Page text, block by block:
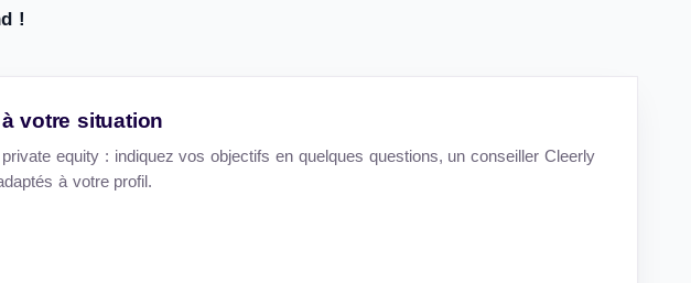
!
votre situation
equity : indiquez vos objectifs en quelques questions, un conseiller Cleerly
à votre profil.